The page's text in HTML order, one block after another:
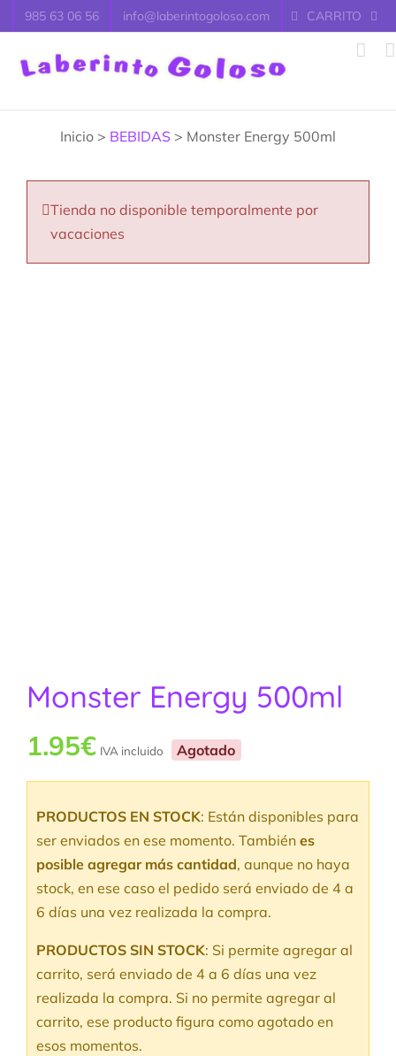
Saltar
al
contenido
985 63 06 56 info@laberintogoloso.com CARRITO
Inicio > BEBIDAS > Monster Energy 500ml
Tienda no disponible temporalmente por
vacaciones
Monster Energy 500ml
1.95€ IVA incluido Agotado
PRODUCTOS EN STOCK: Están disponibles para
ser enviados en ese momento. También es
posible agregar más cantidad, aunque no haya
stock, en ese caso el pedido será enviado de 4 a
6 días una vez realizada la compra.
PRODUCTOS SIN STOCK: Si permite agregar al
carrito, será enviado de 4 a 6 días una vez
realizada la compra. Si no permite agregar al
carrito, ese producto figura como agotado en
esos momentos.